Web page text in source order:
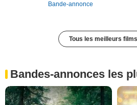
Bande-annonce
Tous les meilleurs
Bandes-annonces les